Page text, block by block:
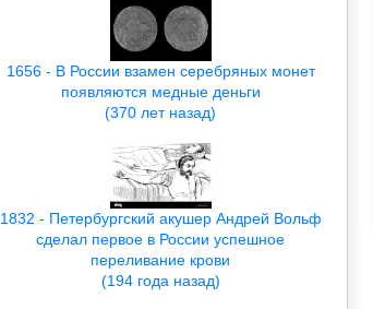
1656 - В России взамен серебряных монет
появляются медные деньги
(370 лет назад)
1832 - Петербургский акушер Андрей Вольф
сделал первое в России успешное
переливание крови
(194 года назад)